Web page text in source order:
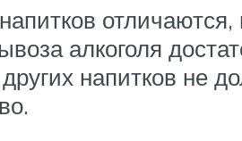
алкоголя
напитков не